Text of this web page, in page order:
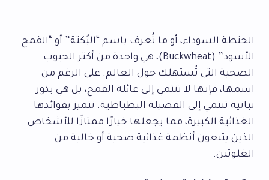
الحنطة السوداء، أو ما تُعرف باسم “البُكتة” أو “القمح
الأسود” (Buckwheat)، هي واحدة من أكثر الحبوب
الصحية التي تُستهلك حول العالم. على الرغم من
اسمها، فإنها لا تنتمي إلى عائلة القمح، بل هي بذور
نباتية تنتمي إلى الفصيلة البطباطية. تتميز بفوائدها
الغذائية الكبيرة، مما يجعلها خيارًا ممتازًا للأشخاص
الذين يتبعون أنظمة غذائية صحية أو خالية من
الغلوتين.